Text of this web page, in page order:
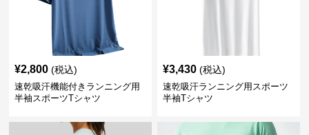
¥2,800 (税込)
速乾吸汗機能付きランニング用
半袖スポーツTシャツ
¥3,430 (税込)
速乾吸汗ランニング用スポーツ
半袖Tシャツ